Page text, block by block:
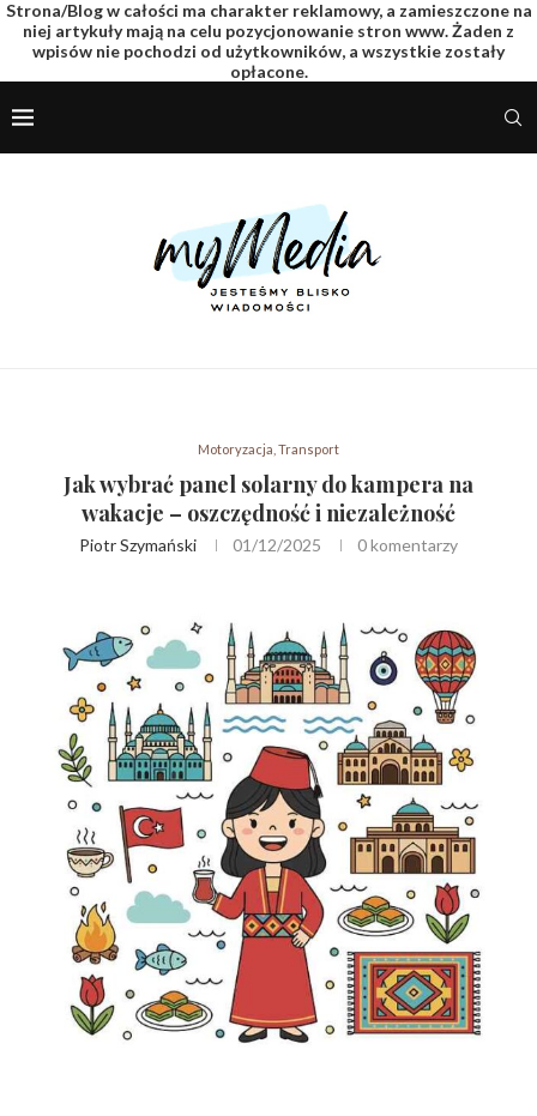
Strona/Blog w całości ma charakter reklamowy, a zamieszczone na
niej artykuły mają na celu pozycjonowanie stron www. Żaden z
wpisów nie pochodzi od użytkowników, a wszystkie zostały
opłacone.
Motoryzacja, Transport
Jak wybrać panel solarny do kampera na
wakacje – oszczędność i niezależność
Piotr Szymański 01/12/2025 0 komentarzy